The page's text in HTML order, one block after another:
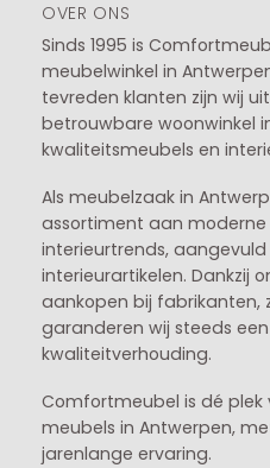
OVER ONS
Sinds 1995 is
meubelwinkel in
tevreden klanten zijn wij
betrouwbare woonwinkel
kwaliteitsmeubels en
Als meubelzaak in
assortiment aan
interieurtrends,
interieurartikelen. Dankzij
aankopen bij fabrikanten,
garanderen wij steeds
kwaliteitverhouding.
Comfortmeubel is dé plek
meubels in Antwerpen,
jarenlange ervaring.